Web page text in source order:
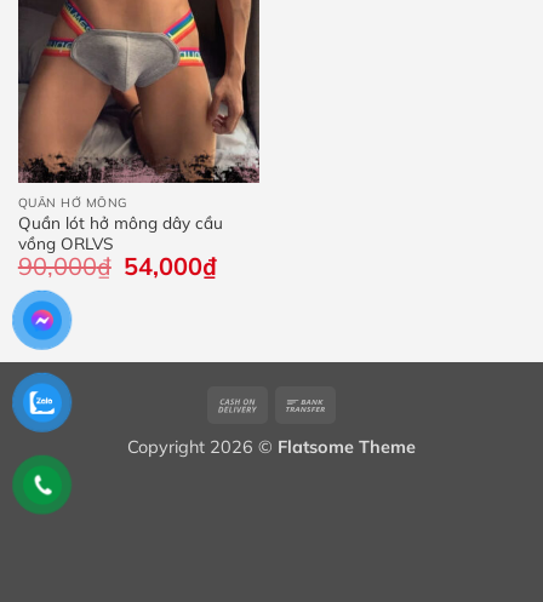
QUẦN HỞ MÔNG
Quần lót hở mông dây cầu
vồng ORLVS
90,000₫ Giá
gốc
54,000₫Giá
hiện
Cash
Delivery
Copyright 2026 © Flatsome Theme